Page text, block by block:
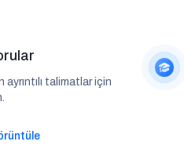
talimatlar için